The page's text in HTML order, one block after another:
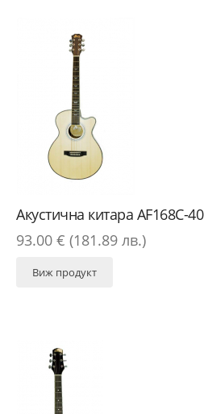
Акустична китара AF168C-40
93.00 € (181.89 лв.)
Виж продукт